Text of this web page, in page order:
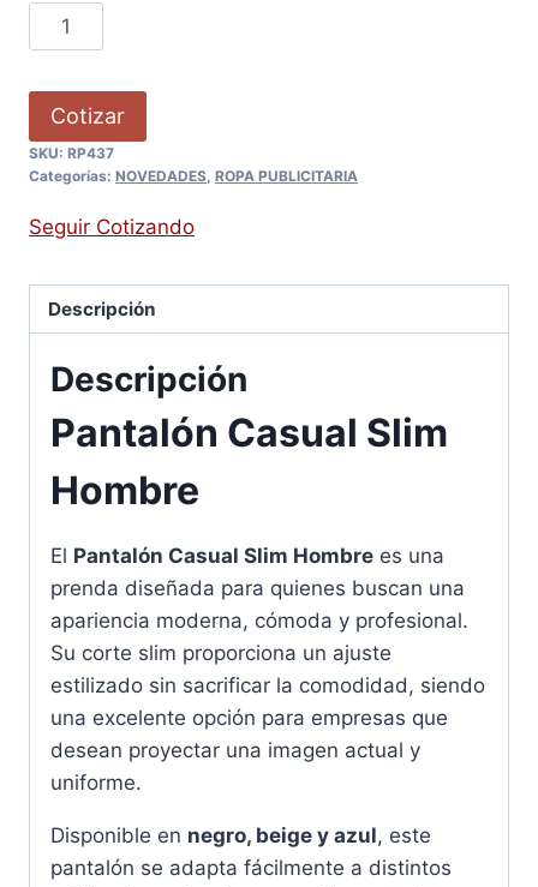
Cotizar
SKU: RP437
Categorías: NOVEDADES, ROPA PUBLICITARIA
Seguir Cotizando
Descripción
Descripción
Pantalón Casual Slim
Hombre
El Pantalón Casual Slim Hombre es una
prenda diseñada para quienes buscan una
apariencia moderna, cómoda y profesional.
Su corte slim proporciona un ajuste
estilizado sin sacrificar la comodidad, siendo
una excelente opción para empresas que
desean proyectar una imagen actual y
uniforme.
Disponible en negro, beige y azul, este
pantalón se adapta fácilmente a distintos